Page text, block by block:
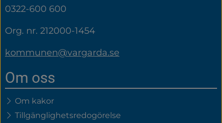
0322-600 600
Org. nr. 212000-1454
kommunen@vargarda.se
Om oss
Om kakor
Tillgänglighetsredogörelse